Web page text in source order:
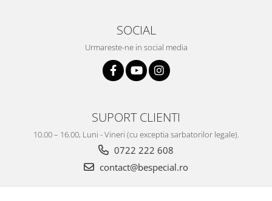
SOCIAL
Urmareste-ne in social media
SUPORT CLIENTI
10.00 – 16.00, Luni - Vineri (cu exceptia sarbatorilor legale).
0722 222 608
contact@bespecial.ro